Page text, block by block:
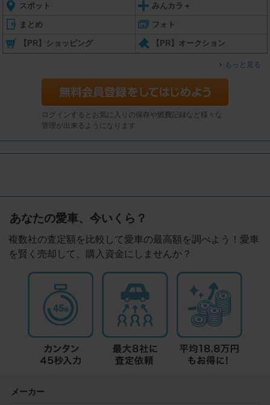
スポット みんカラ＋
まとめ フォト
【PR】ショッピング 【PR】オークション
もっと見る
ログインするとお気に入りの保存や燃費記録など様々な
管理が出来るようになります
あなたの愛車、今いくら？
複数社の査定額を比較して愛車の最高額を調べよう！愛車
を賢く売却して、購入資金にしませんか？
メーカー